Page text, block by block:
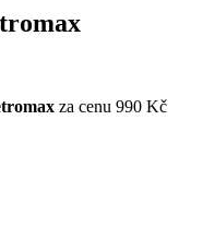
za cenu 990 Kč